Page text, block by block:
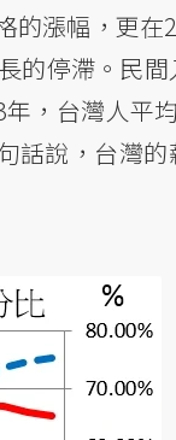
的漲幅，更在
的停滯。民間
，台灣人平
話說，台灣的